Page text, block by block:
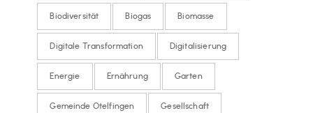
Biodiversität Biogas Biomasse
Digitale Transformation Digitalisierung
Energie Ernährung Garten
Gemeinde Otelfingen Gesellschaft